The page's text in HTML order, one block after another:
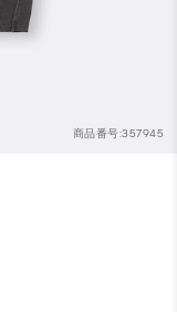
商品番号:357945